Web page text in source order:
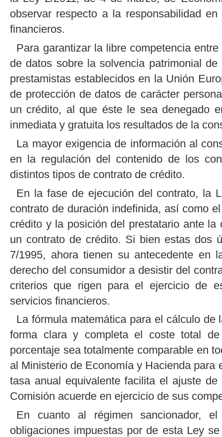
observar respecto a la responsabilidad
financieros.
Para garantizar la libre competencia
de datos sobre la solvencia patrimonial
prestamistas establecidos en la Unión
de protección de datos de carácter
un crédito, al que éste le sea denegado
inmediata y gratuita los resultados de la
La mayor exigencia de información al
en la regulación del contenido de los
distintos tipos de contrato de crédito.
En la fase de ejecución del contrato, la
contrato de duración indefinida, así como
crédito y la posición del prestatario ante
un contrato de crédito. Si bien estas dos
7/1995, ahora tienen su antecedente en
derecho del consumidor a desistir del
criterios que rigen para el ejercicio de
servicios financieros.
La fórmula matemática para el cálculo
forma clara y completa el coste total
porcentaje sea totalmente comparable en
al Ministerio de Economía y Hacienda
tasa anual equivalente facilita el ajuste
Comisión acuerde en ejercicio de sus
En cuanto al régimen sancionador,
obligaciones impuestas por de esta Ley